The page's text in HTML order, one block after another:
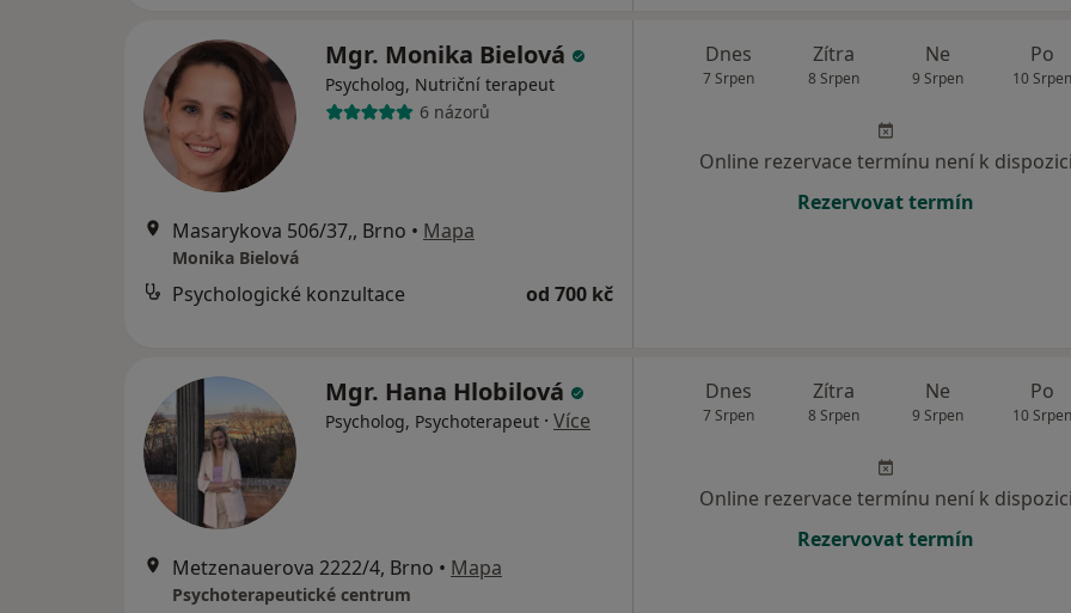
Mgr. Monika Bielová
Psycholog, Nutriční terapeut
6 názorů
Masarykova 506/37,, Brno • Mapa
Monika Bielová
Psychologické konzultace od 700 kč
Dnes
7 Srpen
Zítra
8 Srpen
Ne
9 Srpen
Po
10 Srpen
Online rezervace termínu není k dispozici
Rezervovat termín
Mgr. Hana Hlobilová
Psycholog, Psychoterapeut · Více
Metzenauerova 2222/4, Brno • Mapa
Psychoterapeutické centrum
Dnes
7 Srpen
Zítra
8 Srpen
Ne
9 Srpen
Po
10 Srpen
Online rezervace termínu není k dispozici
Rezervovat termín